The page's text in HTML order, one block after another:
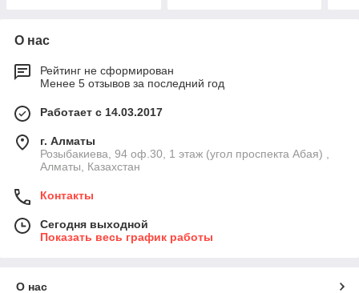
О нас
Рейтинг не сформирован
Менее 5 отзывов за последний год
Работает с 14.03.2017
г. Алматы
Розыбакиева, 94 оф.30, 1 этаж (угол проспекта Абая) ,
Алматы, Казахстан
Контакты
Сегодня выходной
Показать весь график работы
О нас